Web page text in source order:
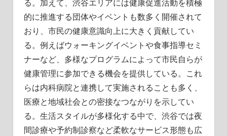
る。加えて、渋谷エリアには健康促進活動を積極
的に推進する団体やイベントも数多く開催されて
おり、市民の健康意識向上に大きく貢献してい
る。例えばウォーキングイベントや食事指導セミ
ナーなど、多様なプログラムによって市民自らが
健康管理に参加できる機会を提供している。これ
らは内科病院と連携して実施されることも多く、
医療と地域社会との密接なつながりを示してい
る。生活スタイルが多様化する中で、渋谷では夜
間診療や予約制診察など柔軟なサービス形態も広